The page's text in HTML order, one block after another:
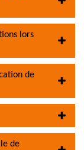
lors
de
de